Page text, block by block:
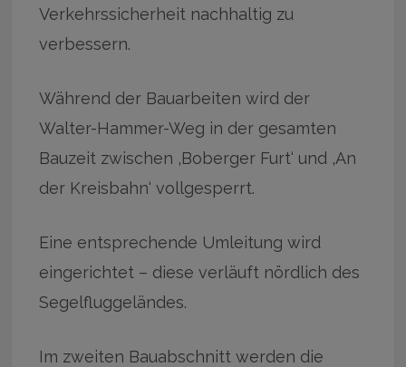
Verkehrssicherheit nachhaltig zu
verbessern.
Während der Bauarbeiten wird der
Walter-Hammer-Weg in der gesamten
Bauzeit zwischen ‚Boberger Furt‘ und ‚An
der Kreisbahn‘ vollgesperrt.
Eine entsprechende Umleitung wird
eingerichtet – diese verläuft nördlich des
Segelfluggeländes.
Im zweiten Bauabschnitt werden die